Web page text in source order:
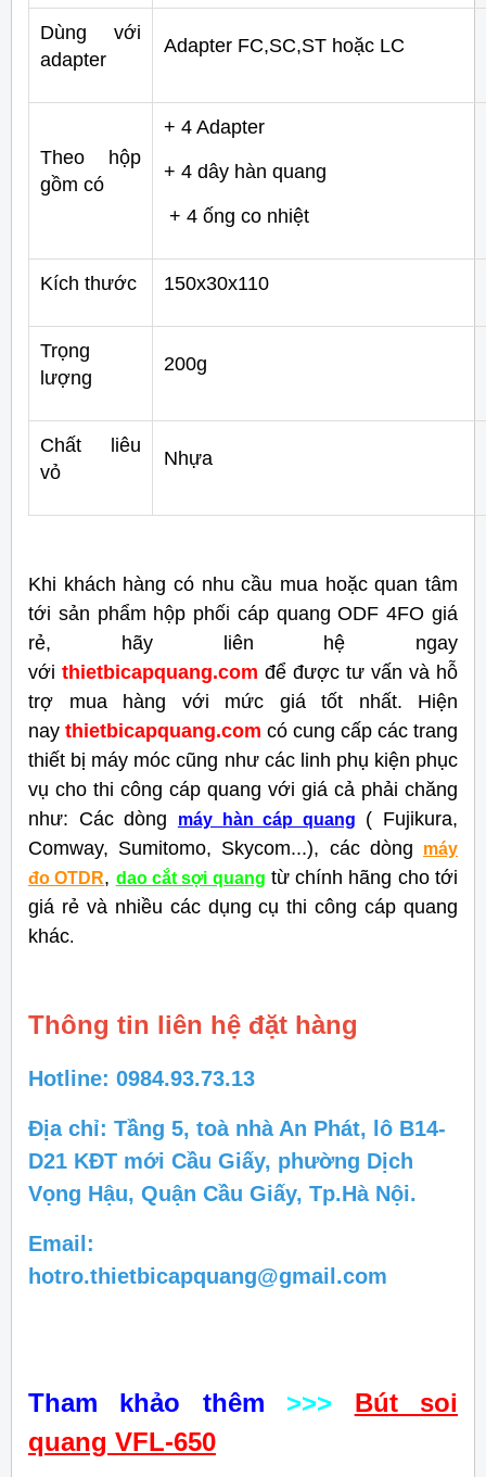
Dùng với
adapter
Adapter FC,SC,ST hoặc LC
Theo hộp
gồm có
+ 4 Adapter
+ 4 dây hàn quang
+ 4 ống co nhiệt
Kích thước 150x30x110
Trọng
lượng
200g
Chất liêu
vỏ
Nhựa
Khi khách hàng có nhu cầu mua hoặc quan tâm
tới sản phẩm hộp phối cáp quang ODF 4FO giá
rẻ, hãy liên hệ ngay
với thietbicapquang.com để được tư vấn và hỗ
trợ mua hàng với mức giá tốt nhất. Hiện
nay thietbicapquang.com có cung cấp các trang
thiết bị máy móc cũng như các linh phụ kiện phục
vụ cho thi công cáp quang với giá cả phải chăng
như: Các dòng
máy hàn cáp quang
( Fujikura,
Comway, Sumitomo, Skycom...), các dòng
máy
đo OTDR, dao cắt sợi quang từ chính hãng cho tới
giá rẻ và nhiều các dụng cụ thi công cáp quang
khác.
Thông tin liên hệ đặt hàng
Hotline: 0984.93.73.13
Địa chỉ: Tầng 5, toà nhà An Phát, lô B14-
D21 KĐT mới Cầu Giấy, phường Dịch
Vọng Hậu, Quận Cầu Giấy, Tp.Hà Nội.
Email:
hotro.thietbicapquang@gmail.com
Tham khảo thêm >>> Bút soi
quang VFL-650